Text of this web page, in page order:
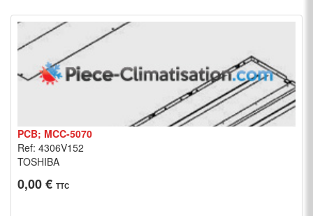
PCB; MCC-5070
Ref: 4306V152
TOSHIBA
0,00 € TTC